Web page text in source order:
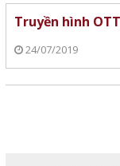
Truyền hình
24/07/2019